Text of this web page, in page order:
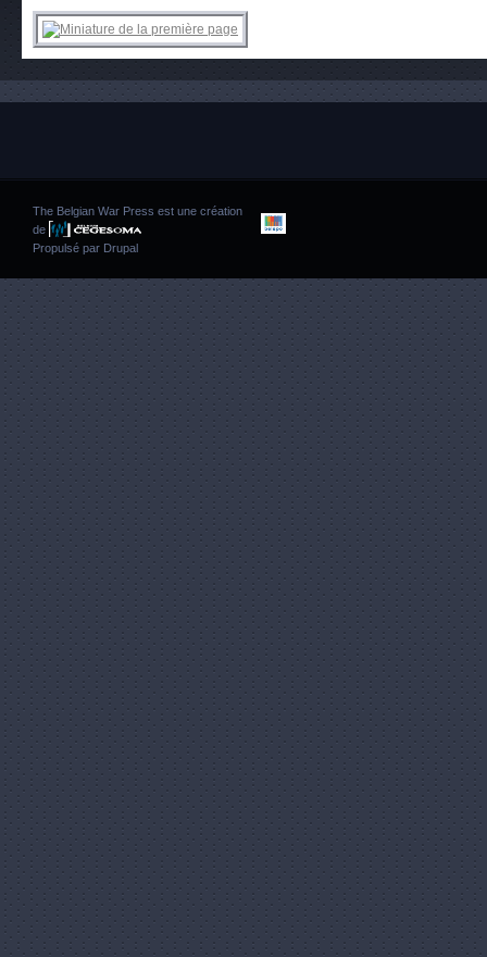
The Belgian War Press est une création
de
Propulsé par Drupal